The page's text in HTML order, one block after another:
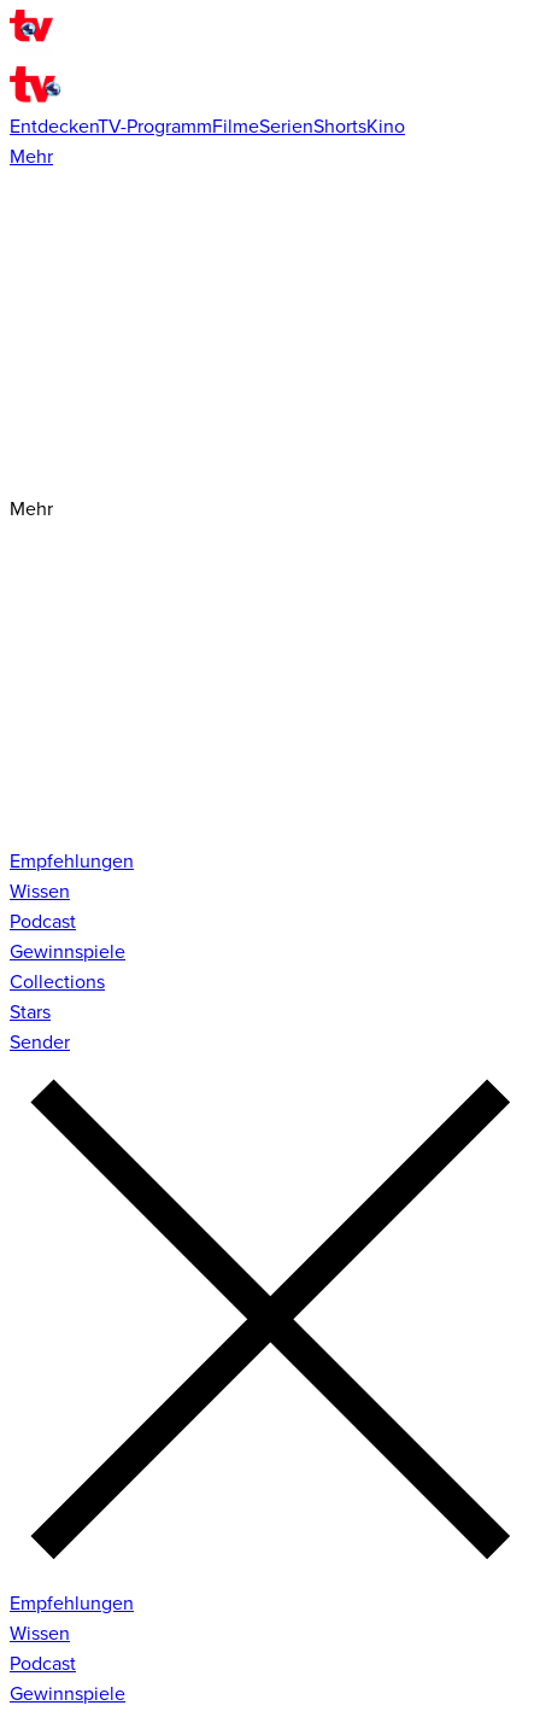
EntdeckenTV-ProgrammFilmeSerienShortsKino
Mehr
Mehr
Empfehlungen
Wissen
Podcast
Gewinnspiele
Collections
Stars
Sender
Empfehlungen
Wissen
Podcast
Gewinnspiele